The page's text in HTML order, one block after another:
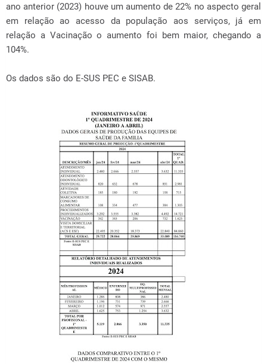
ano anterior (2023) houve um aumento de 22% no aspecto geral
em relação ao acesso da população aos serviços, já em
relação a Vacinação o aumento foi bem maior, chegando a
104%.
Os dados são do E-SUS PEC e SISAB.